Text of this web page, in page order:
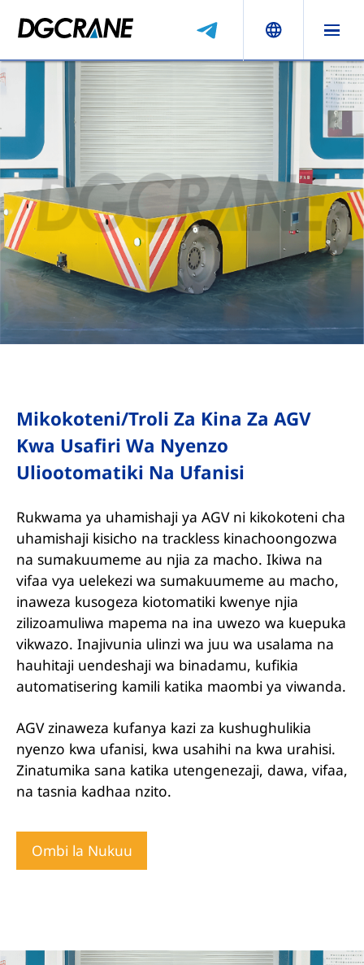
Mikokoteni/Troli Za Kina Za AGV
Kwa Usafiri Wa Nyenzo
Uliootomatiki Na Ufanisi
Rukwama ya uhamishaji ya AGV ni kikokoteni cha
uhamishaji kisicho na trackless kinachoongozwa
na sumakuumeme au njia za macho. Ikiwa na
vifaa vya uelekezi wa sumakuumeme au macho,
inaweza kusogeza kiotomatiki kwenye njia
zilizoamuliwa mapema na ina uwezo wa kuepuka
vikwazo. Inajivunia ulinzi wa juu wa usalama na
hauhitaji uendeshaji wa binadamu, kufikia
automatisering kamili katika maombi ya viwanda.
AGV zinaweza kufanya kazi za kushughulikia
nyenzo kwa ufanisi, kwa usahihi na kwa urahisi.
Zinatumika sana katika utengenezaji, dawa, vifaa,
na tasnia kadhaa nzito.
Ombi la Nukuu